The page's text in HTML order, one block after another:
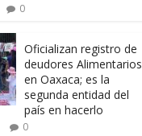
0
Oficializan registro de
deudores Alimentarios
en Oaxaca; es la
segunda entidad del
país en hacerlo
0